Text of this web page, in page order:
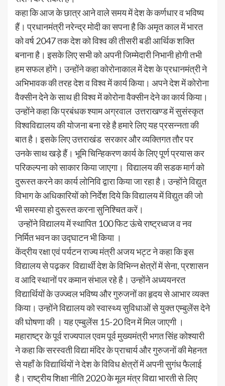
कहा कि आज के छात्र आने वाले समय में देश के कर्णधार व भविष्य
हैं। प्रधानमंत्री नरेन्द्र मोदी का सपना है कि अमृत काल में भारत
को वर्ष 2047 तक देश को विश्व की तीसरी बडी आर्थिक शक्ति
बनाना है। इसके लिए सभी को अपनी जिम्मेदारी निभानी होगी तभी
हम सफल होंगे। उन्होंने कहा कोरोनाकाल में देश के प्रधानमंत्री ने
अभिभावक की तरह देश व विश्व में कार्य किया। अपने देश में कोरोना
वैक्सीन देने के साथ ही विश्व में कोरोना वैक्सीन देने का कार्य किया।
उन्होंने कहा कि प्रबंधक श्याम अग्रवाल उत्तराखण्ड में सुसंस्कृत
विश्वविद्यालय की योजना बना रहे है हमारे लिए यह प्रसन्नता की
बात है। इसके लिए उत्तराखंड सरकार और व्यक्तिगत तौर पर
उनके साथ खड़े हैं। भूमि चिन्हिकरण कार्य के लिए पूर्ण प्रयास कर
परिकल्पना को साकार किया जाएगा। विद्यालय की सडक मार्ग को
दुरूस्त करने का कार्य लोनिवि द्वारा किया जा रहा है। उन्होंने विद्युत
विभाग के अधिकारियों को निर्देश दिये कि विद्यालय में विद्युत की जो
भी समस्या हो दुरूस्त करना सुनिश्चित करें।
उन्होंने विद्यालय में स्थापित 100 फिट ऊंचे राष्ट्रध्वज व नव
निर्मित भवन का उद्घाटन भी किया ।
केंद्रीय रक्षा एवं पर्यटन राज्य मंत्री अजय भट्ट ने कहा कि इस
विद्यालय से पढ़कर विद्यार्थी देश के विभिन्न क्षेत्रों में सेना, प्रशासन
व आदि स्थानों पर कमान संभाल रहे है। उन्होंने अध्ययनरत
विद्यार्थियों के उज्ज्वल भविष्य और गुरुजनों का हृदय से आभार व्यक्त
किया। उन्होंने विद्यालय को स्वास्थ्य सुविधाओं से युक्त एम्बुलेंस देने
की घोषणा की । यह एम्बुलेंस 15-20 दिन में मिल जाएगी ।
महाराष्ट्र के पूर्व राज्यपाल एवम पूर्व मुख्यमंत्री भगत सिंह कोश्यारी
ने कहा कि सरस्वती विद्या मंदिर के प्राचार्य और गुरुजनों की मेहनत
से यहाँ के विद्यार्थियों ने देश के विविध क्षेत्रों में अपनी सुगंध फैलाई
है। राष्ट्रीय शिक्षा नीति 2020 के मूल मंत्र विद्या भारती से लिए